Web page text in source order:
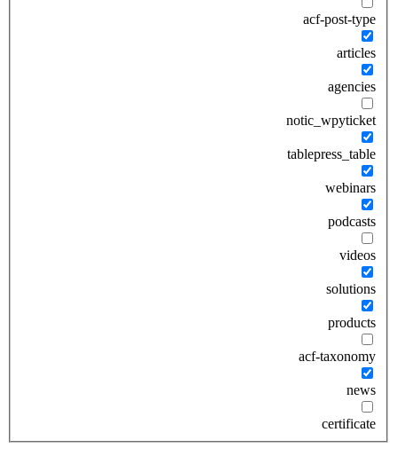
acf-post-type
articles
agencies
notic_wpyticket
tablepress_table
webinars
podcasts
videos
solutions
products
acf-taxonomy
news
certificate